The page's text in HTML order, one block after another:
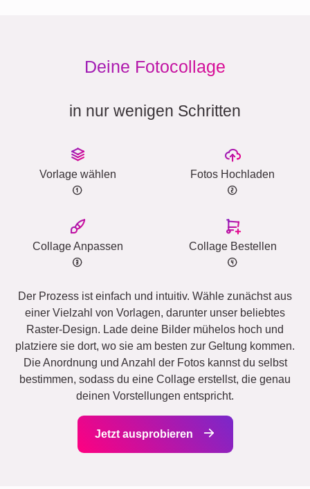
Deine Fotocollage
in nur wenigen Schritten
Vorlage wählen Fotos Hochladen
Collage Anpassen Collage Bestellen
Der Prozess ist einfach und intuitiv. Wähle zunächst aus
einer Vielzahl von Vorlagen, darunter unser beliebtes
Raster-Design. Lade deine Bilder mühelos hoch und
platziere sie dort, wo sie am besten zur Geltung kommen.
Die Anordnung und Anzahl der Fotos kannst du selbst
bestimmen, sodass du eine Collage erstellst, die genau
deinen Vorstellungen entspricht.
Jetzt ausprobieren